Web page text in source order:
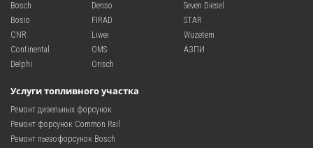
Bosch
Bosio
CNR
Continental
Delphi
Denso
FIRAD
Liwei
OMS
Orisch
Seven Diesel
STAR
Wuzetem
АЗПИ
Услуги топливного участка
Ремонт дизельных форсунок
Ремонт форсунок Common Rail
Ремонт пьезофорсунок Bosch